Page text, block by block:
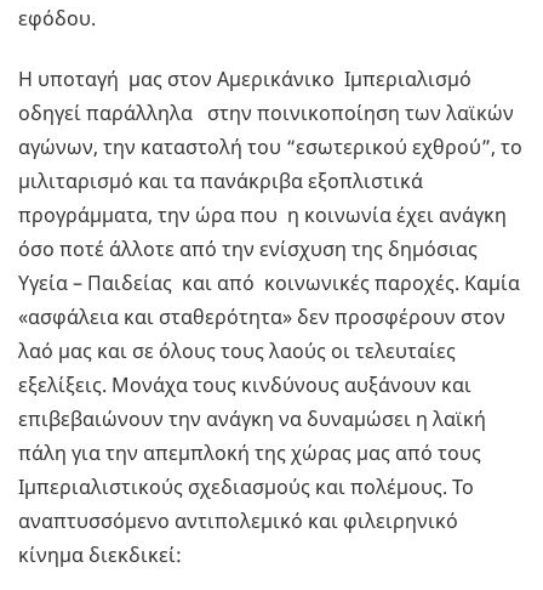
εφόδου.
Η υποταγή μας στον Αμερικάνικο Ιμπεριαλισμό
οδηγεί παράλληλα στην ποινικοποίηση των λαϊκών
αγώνων, την καταστολή του “εσωτερικού εχθρού”, το
μιλιταρισμό και τα πανάκριβα εξοπλιστικά
προγράμματα, την ώρα που η κοινωνία έχει ανάγκη
όσο ποτέ άλλοτε από την ενίσχυση της δημόσιας
Υγεία – Παιδείας και από κοινωνικές παροχές. Καμία
«ασφάλεια και σταθερότητα» δεν προσφέρουν στον
λαό μας και σε όλους τους λαούς οι τελευταίες
εξελίξεις. Μονάχα τους κινδύνους αυξάνουν και
επιβεβαιώνουν την ανάγκη να δυναμώσει η λαϊκή
πάλη για την απεμπλοκή της χώρας μας από τους
Ιμπεριαλιστικούς σχεδιασμούς και πολέμους. Το
αναπτυσσόμενο αντιπολεμικό και φιλειρηνικό
κίνημα διεκδικεί: